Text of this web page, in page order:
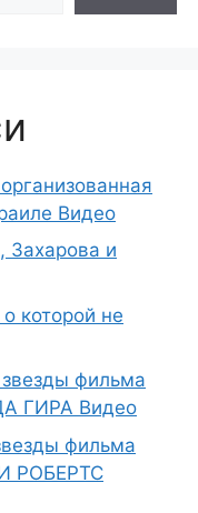
Видео
Захарова и
которой не
фильма
ГИРА Видео
фильма
РОБЕРТС